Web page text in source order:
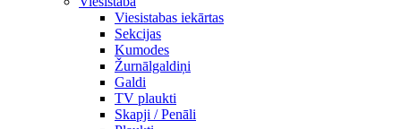
Viesistabas iekārtas
Sekcijas
Kumodes
Žurnālgaldiņi
Galdi
TV plaukti
Skapji / Penāli